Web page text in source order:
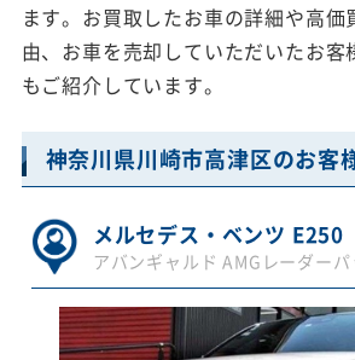
ます。お買取したお車の詳細や高価
由、お車を売却していただいたお客
もご紹介しています。
神奈川県川崎市高津区のお客
メルセデス・ベンツ E250
アバンギャルド AMGレーダー